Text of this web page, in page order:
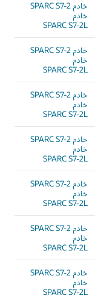
خادم SPARC S7-2
خادم
SPARC S7-2L
خادم SPARC S7-2
خادم
SPARC S7-2L
خادم SPARC S7-2
خادم
SPARC S7-2L
خادم SPARC S7-2
خادم
SPARC S7-2L
خادم SPARC S7-2
خادم
SPARC S7-2L
خادم SPARC S7-2
خادم
SPARC S7-2L
خادم SPARC S7-2
خادم
SPARC S7-2L